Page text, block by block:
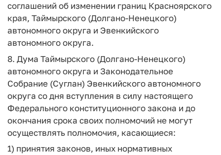
соглашений об изменении границ Красноярского
края, Таймырского (Долгано-Ненецкого)
автономного округа и Эвенкийского
автономного округа.
8. Дума Таймырского (Долгано-Ненецкого)
автономного округа и Законодательное
Собрание (Суглан) Эвенкийского автономного
округа со дня вступления в силу настоящего
Федерального конституционного закона и до
окончания срока своих полномочий не могут
осуществлять полномочия, касающиеся:
1) принятия законов, иных нормативных